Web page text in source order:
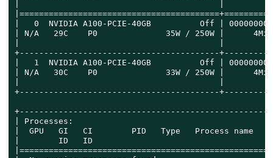
|   0  NVIDIA A100-PCIE-40GB          Off |
| N/A   29C    P0              35W / 250W |
+-----------------------------------------
|   1  NVIDIA A100-PCIE-40GB          Off |
| N/A   30C    P0              33W / 250W |
+-----------------------------------------
| Processes:
|  GPU   GI   CI        PID   Type   Process
|        ID   ID